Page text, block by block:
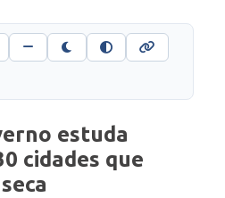
estuda
cidades que